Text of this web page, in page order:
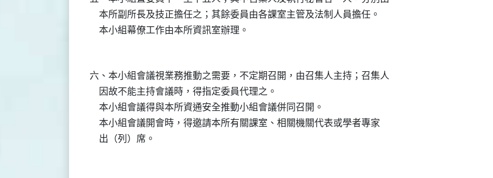
    本所副所長及技正擔任之；其餘委員由各課室主管及法制人員擔任。
六、本小組會議視業務推動之需要，不定期召開，由召集人主持；召集人
    因故不能主持會議時，得指定委員代理之。
    本小組會議得與本所資通安全推動小組會議併同召開。
    本小組會議開會時，得邀請本所有關課室、相關機關代表或學者專家